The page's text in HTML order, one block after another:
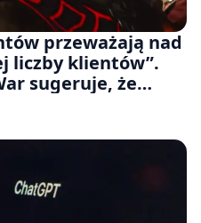
przeważają nad
liczby klientów”.
sugeruje, że
rezygnuje z gier